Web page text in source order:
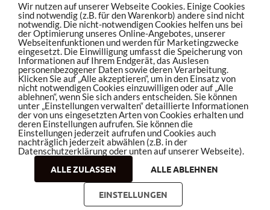
Copyright © 2026bleistiftrocker.de
Wir nutzen auf unserer Webseite Cookies. Einige Cookies
sind notwendig (z.B. für den Warenkorb) andere sind nicht
notwendig. Die nicht-notwendigen Cookies helfen uns bei
der Optimierung unseres Online-Angebotes, unserer
Webseitenfunktionen und werden für Marketingzwecke
eingesetzt. Die Einwilligung umfasst die Speicherung von
Informationen auf Ihrem Endgerät, das Auslesen
personenbezogener Daten sowie deren Verarbeitung.
Klicken Sie auf „Alle akzeptieren“, um in den Einsatz von
nicht notwendigen Cookies einzuwilligen oder auf „Alle
ablehnen“, wenn Sie sich anders entscheiden. Sie können
unter „Einstellungen verwalten“ detaillierte Informationen
der von uns eingesetzten Arten von Cookies erhalten und
deren Einstellungen aufrufen. Sie können die
Einstellungen jederzeit aufrufen und Cookies auch
nachträglich jederzeit abwählen (z.B. in der
Datenschutzerklärung oder unten auf unserer Webseite).
ALLE ZULASSEN
ALLE ABLEHNEN
EINSTELLUNGEN